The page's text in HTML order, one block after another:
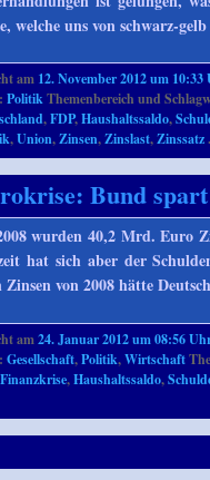
welche uns von schwarz-
am 12. November 2012 um 10:33
PolitikThemenbereich und
,FDP,Haushaltssaldo,
,Union,Zinsen,Zinslast,Zinssatz
Bund
wurden 40,2 Mrd. Euro
hat sich aber der
von 2008 hätte
am24. Januar 2012 um 08:56
Gesellschaft,Politik,Wirtschaft
Finanzkrise,Haushaltssaldo,